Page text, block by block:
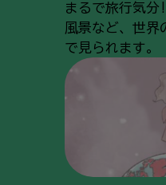
まるで旅行気
風景など、世界
で見られます。